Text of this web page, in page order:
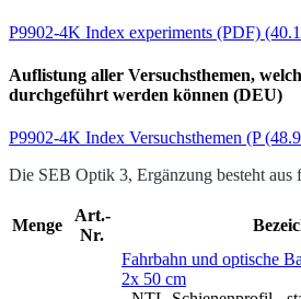
P9902-4K Index experiments (PDF)
Auflistung aller Versuchsthemen,
durchgeführt werden können (DEU)
P9902-4K Index Versuchsthemen (P
Die SEB Optik 3, Ergänzung besteht aus
Menge
Art.-
Nr.
Fahrbahn und optische
2x 50 cm